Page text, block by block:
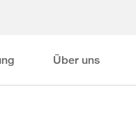
Über uns